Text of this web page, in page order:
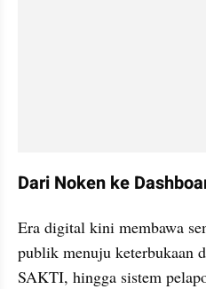
Dari Noken ke
Era digital kini membawa
publik menuju keterbukaan
SAKTI, hingga sistem